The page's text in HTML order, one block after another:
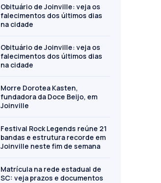
Obituário de Joinville: veja os
falecimentos dos últimos dias
na cidade
Obituário de Joinville: veja os
falecimentos dos últimos dias
na cidade
Morre Dorotea Kasten,
fundadora da Doce Beijo, em
Joinville
Festival Rock Legends reúne 21
bandas e estrutura recorde em
Joinville neste fim de semana
Matrícula na rede estadual de
SC: veja prazos e documentos